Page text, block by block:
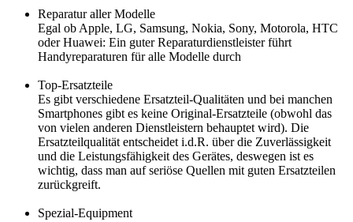
Reparatur aller Modelle
Egal ob Apple, LG, Samsung, Nokia, Sony, Motorola, HTC
oder Huawei: Ein guter Reparaturdienstleister führt
Handyreparaturen für alle Modelle durch
Top-Ersatzteile
Es gibt verschiedene Ersatzteil-Qualitäten und bei manchen
Smartphones gibt es keine Original-Ersatzteile (obwohl das
von vielen anderen Dienstleistern behauptet wird). Die
Ersatzteilqualität entscheidet i.d.R. über die Zuverlässigkeit
und die Leistungsfähigkeit des Gerätes, deswegen ist es
wichtig, dass man auf seriöse Quellen mit guten Ersatzteilen
zurückgreift.
Spezial-Equipment